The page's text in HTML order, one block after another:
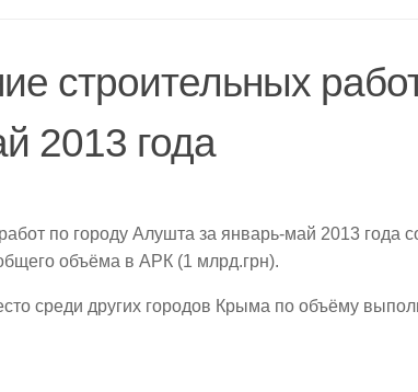
строительных
2013 года
по городу Алушта за январь-май 2013 года
объёма в АРК (1 млрд.грн).
среди других городов Крыма по объёму